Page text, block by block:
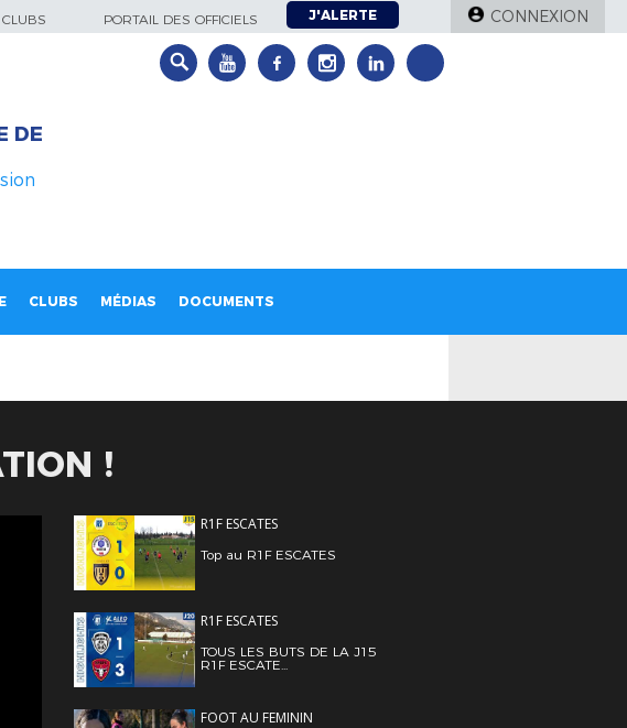
PORTAIL DES OFFICIELS J'ALERTE CONNEXION
DE
CLUBS MÉDIAS DOCUMENTS
!
R1F ESCATES
Top au R1F ESCATES
R1F ESCATES
TOUS LES BUTS DE LA J15
R1F ESCATE...
FOOT AU FEMININ